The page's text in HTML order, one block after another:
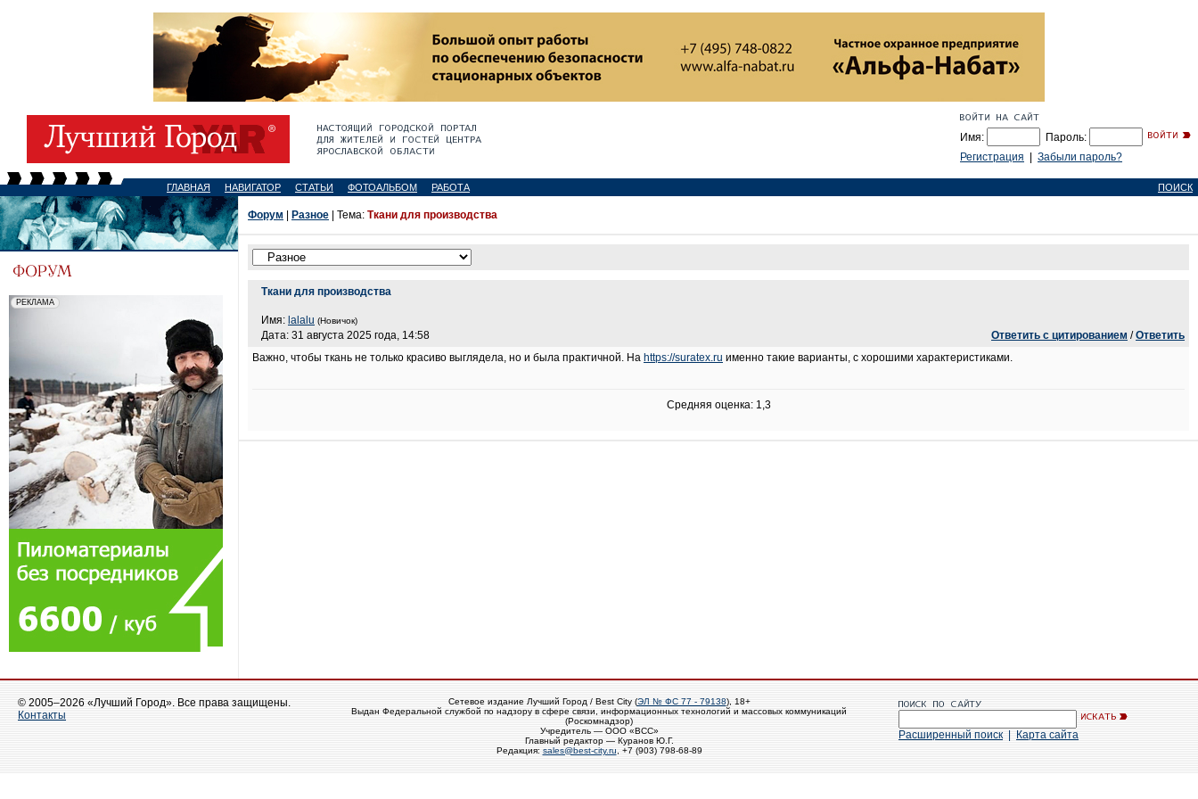
Имя:
Пароль:
Регистрация
Забыли пароль?
ГЛАВНАЯ НАВИГАТОР СТАТЬИ ФОТОАЛЬБОМ РАБОТА ПОИСК
Форум Разное | Тема: Ткани для производства
Ткани для производства
Имя: lalalu (Новичок)
Дата: 31 августа 2025 года, 14:58 Ответить с цитированием /Ответить
Важно, чтобы ткань не только красиво выглядела, но и была практичной. На https://suratex.ru именно такие варианты, с хорошими характеристиками.
Средняя оценка: 1,3
© 2005–2026 «Лучший Город». Все права защищены.
Контакты
Сетевое издание Лучший Город / Best City (ЭЛ № ФС 77 - 79138), 18+
Выдан Федеральной службой по надзору в сфере связи, информационных технологий и массовых коммуникаций
(Роскомнадзор)
Учредитель — ООО «ВСС»
Главный редактор — Куранов Ю.Г.
Редакция: sales@best-city.ru , +7 (903) 798-68-89
Расширенный поиск Карта сайта